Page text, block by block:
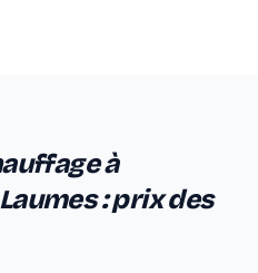
à
: prix des